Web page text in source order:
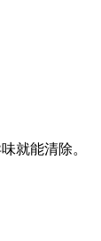
就能清除。